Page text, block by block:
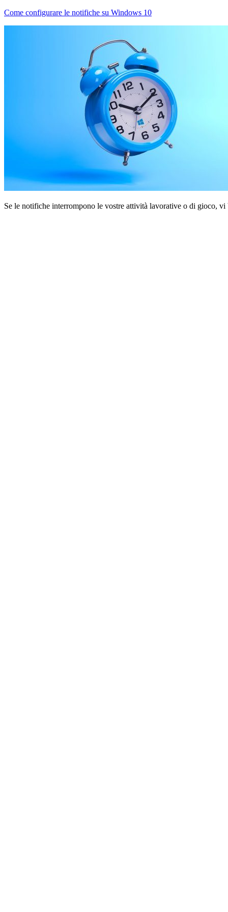
Come configurare le notifiche su Windows 10
Se le notifiche interrompono le vostre attività lavorative o di gioco, vi